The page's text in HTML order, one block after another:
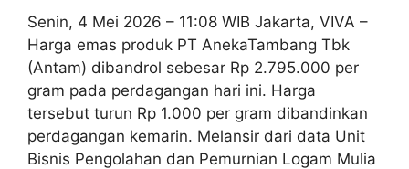
Senin, 4 Mei 2026 – 11:08 WIB Jakarta, VIVA –
Harga emas produk PT AnekaTambang Tbk
(Antam) dibandrol sebesar Rp 2.795.000 per
gram pada perdagangan hari ini. Harga
tersebut turun Rp 1.000 per gram dibandinkan
perdagangan kemarin. Melansir dari data Unit
Bisnis Pengolahan dan Pemurnian Logam Mulia